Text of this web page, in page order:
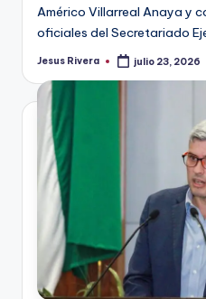
Américo Villarreal Anaya y
oficiales del Secretariado
Publicado
Jesus Rivera julio 23, 2026